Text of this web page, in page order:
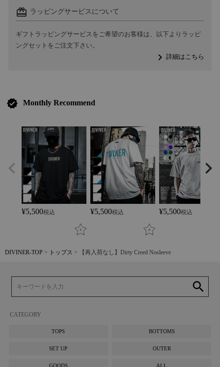
card_giftcard ラッピングサービスについて
ギフトラッピングサービスをご希望のお客様は、以下よりラッピ
ングセットをご注文下さい。
navigate_next詳細はこちら
verified Monthly Recommend
¥5,500税込 ¥5,500税込 ¥5,500税込
DIVINER-TOP トップス 【再入荷なし】Dirty Creed Nosleeve
search
CATEGORY
TOPS BOTTOMS
SET UP OUTER
GOODS ALL